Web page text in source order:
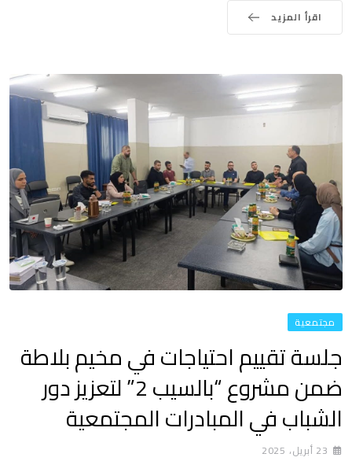
اقرأ المزيد
مجتمعية
جلسة تقييم احتياجات في مخيم بلاطة
ضمن مشروع “بالسيب 2” لتعزيز دور
الشباب في المبادرات المجتمعية
23 أبريل، 2025